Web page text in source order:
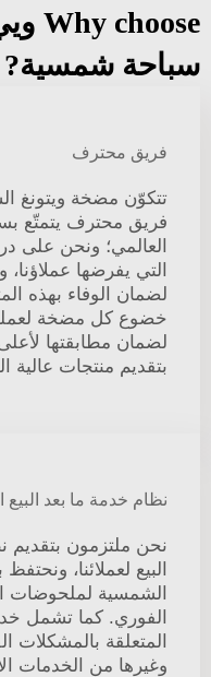
سباحة شمسية?
فريق محترف
تتكوّن مضخة ويتونغ
فريق محترف يتمتّع
العالمي؛ ونحن على
التي يفرضها
لضمان الوفاء بهذه
خضوع كل مضخة
لضمان مطابقتها
بتقديم منتجات عالية
نظام خدمة ما بعد البيع
نحن ملتزمون بتقديم
البيع لعملائنا،
الشمسية لملحوضات
الفوري. كما تشمل
المتعلقة بالمشكلات
وغيرها من الخدمات